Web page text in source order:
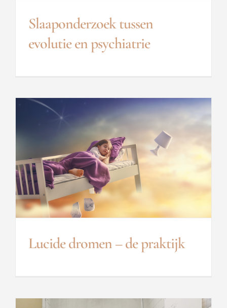
Slaaponderzoek tussen
evolutie en psychiatrie
Lucide dromen – de praktijk